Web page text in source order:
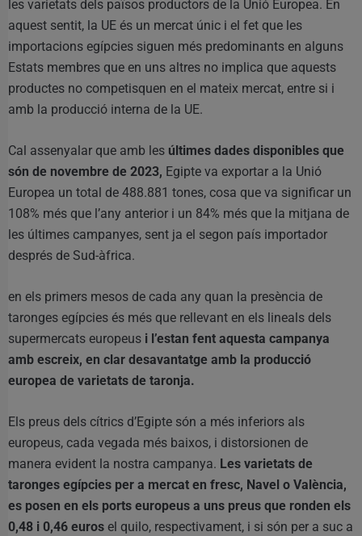
les varietats dels països productors de la Unió Europea. En
aquest sentit, la UE és un mercat únic i el fet que les
importacions egípcies siguen més predominants en alguns
Estats membres que en uns altres no implica que aquests
productes no competisquen en el mateix mercat, entre si i
amb la producció interna de la UE.
Cal assenyalar que amb les últimes dades disponibles que
són de novembre de 2023, Egipte va exportar a la Unió
Europea un total de 488.881 tones, cosa que va significar un
108% més que l’any anterior i un 84% més que la mitjana de
les últimes campanyes, sent ja el segon país importador
després de Sud-àfrica.
en els primers mesos de cada any quan la presència de
taronges egípcies és més que rellevant en els lineals dels
supermercats europeus i l’estan fent aquesta campanya
amb escreix, en clar desavantatge amb la producció
europea de varietats de taronja.
Els preus dels cítrics d’Egipte són a més inferiors als
europeus, cada vegada més baixos, i distorsionen de
manera evident la nostra campanya. Les varietats de
taronges egípcies per a mercat en fresc, Navel o València,
es posen en els ports europeus a uns preus que ronden els
0,48 i 0,46 euros el quilo, respectivament, i si són per a suc a